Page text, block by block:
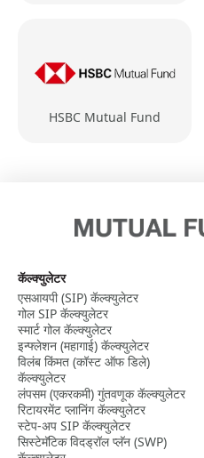
HSBC Mutual Fund
कॅल्क्युलेटर
एसआयपी (SIP) कॅल्क्युलेटर
गोल SIP कॅल्क्युलेटर
स्मार्ट गोल कॅल्क्युलेटर
इन्फ्लेशन (महागाई) कॅल्क्युलेटर
विलंब किंमत (कॉस्ट ऑफ डिले)
कॅल्क्युलेटर
लंपसम (एकरकमी) गुंतवणूक कॅल्क्युलेटर
रिटायरमेंट प्लानिंग कॅल्क्युलेटर
स्टेप-अप SIP कॅल्क्युलेटर
सिस्टेमॅटिक विदड्रॉल प्लॅन (SWP)